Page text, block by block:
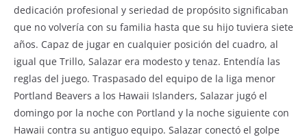
dedicación profesional y seriedad de propósito significaban
que no volvería con su familia hasta que su hijo tuviera siete
años. Capaz de jugar en cualquier posición del cuadro, al
igual que Trillo, Salazar era modesto y tenaz. Entendía las
reglas del juego. Traspasado del equipo de la liga menor
Portland Beavers a los Hawaii Islanders, Salazar jugó el
domingo por la noche con Portland y la noche siguiente con
Hawaii contra su antiguo equipo. Salazar conectó el golpe